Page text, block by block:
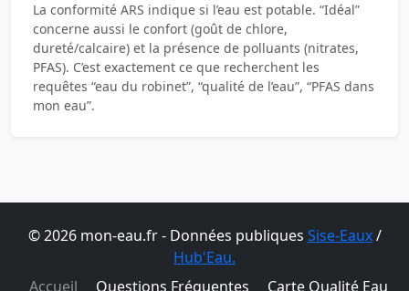
La conformité ARS indique si l’eau est potable. “Idéal”
concerne aussi le confort (goût de chlore,
dureté/calcaire) et la présence de polluants (nitrates,
PFAS). C’est exactement ce que recherchent les
requêtes “eau du robinet”, “qualité de l’eau”, “PFAS dans
mon eau”.
© 2026 mon-eau.fr - Données publiques Sise-Eaux/
Hub'Eau.
Accueil
Questions Fréquentes Carte Qualité Eau